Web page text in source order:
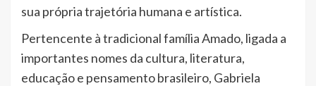
sua própria trajetória humana e artística.
Pertencente à tradicional família Amado, ligada a
importantes nomes da cultura, literatura,
educação e pensamento brasileiro, Gabriela